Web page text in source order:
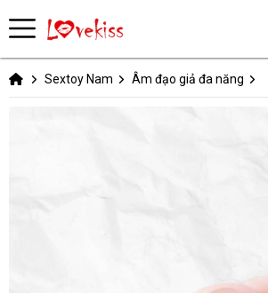
Sextoy Nam Âm đạo giả đa năng